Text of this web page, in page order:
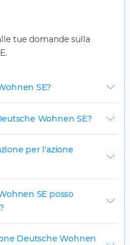
tue domande sulla
SE?
Wohnen SE?
per l'azione
SE posso
Deutsche Wohnen